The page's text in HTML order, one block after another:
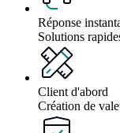
Réponse
Solutions
Client d'abord
Création de